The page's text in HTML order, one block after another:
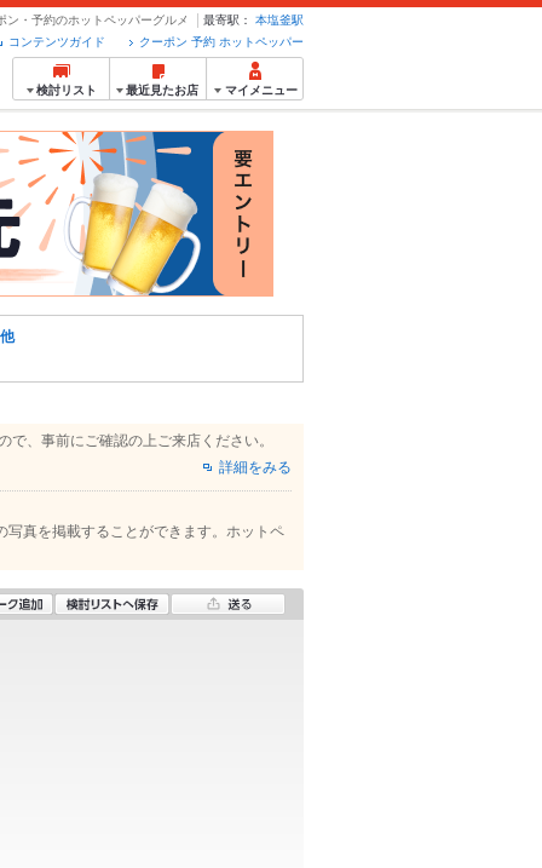
ン・予約のホットペッパーグルメ 最寄駅：
本塩釜駅
クーポン 予約 ホットペッパー
コンテンツガイド
検討リスト 最近見たお店 マイメニュー
、事前にご確認の上ご来店ください。
詳細をみる
真を掲載することができます。ホットペ